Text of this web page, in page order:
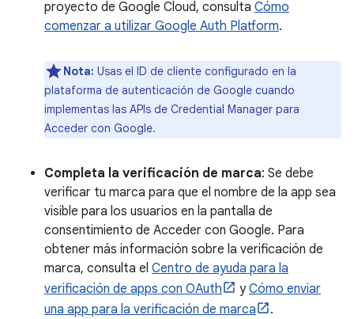
proyecto de Google Cloud, consulta Cómo
comenzar a utilizar Google Auth Platform.
Nota: Usas el ID de cliente configurado en la
plataforma de autenticación de Google cuando
implementas las APIs de Credential Manager para
Acceder con Google.
Completa la verificación de marca: Se debe
verificar tu marca para que el nombre de la app sea
visible para los usuarios en la pantalla de
consentimiento de Acceder con Google. Para
obtener más información sobre la verificación de
marca, consulta el Centro de ayuda para la
verificación de apps con OAuth
yCómo enviar
una app para la verificación de marca
.